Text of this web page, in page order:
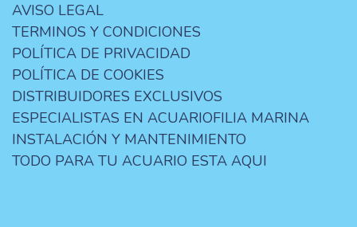
AVISO LEGAL
TERMINOS Y CONDICIONES
POLÍTICA DE PRIVACIDAD
POLÍTICA DE COOKIES
DISTRIBUIDORES EXCLUSIVOS
ESPECIALISTAS EN ACUARIOFILIA MARINA
INSTALACIÓN Y MANTENIMIENTO
TODO PARA TU ACUARIO ESTA AQUI